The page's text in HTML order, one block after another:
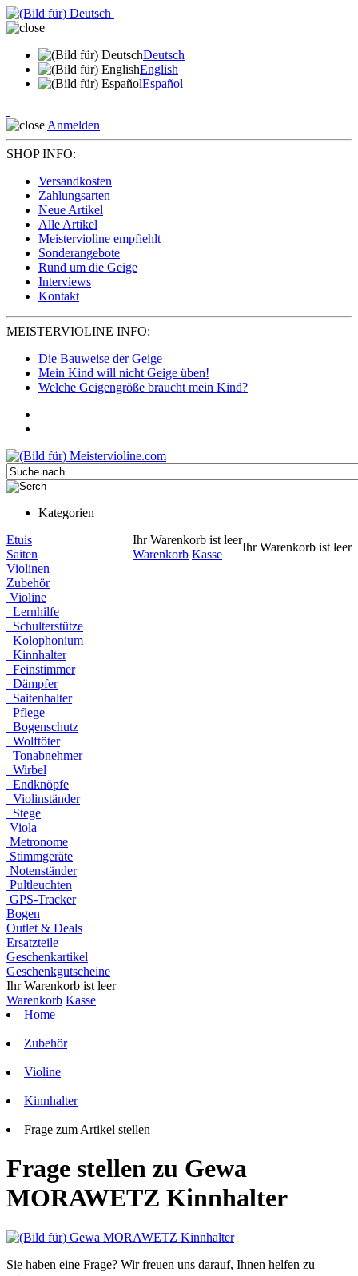
Deutsch
English
Español
Anmelden
SHOP INFO:
Versandkosten
Zahlungsarten
Neue Artikel
Alle Artikel
Meistervioline empfiehlt
Sonderangebote
Rund um die Geige
Interviews
Kontakt
MEISTERVIOLINE INFO:
Die Bauweise der Geige
Mein Kind will nicht Geige üben!
Welche Geigengröße braucht mein Kind?
Kategorien
Ihr Warenkorb ist leer
Warenkorb Kasse
Ihr Warenkorb ist leer
Etuis
Saiten
Violinen
Zubehör
Violine
Lernhilfe
Schulterstütze
Kolophonium
Kinnhalter
Feinstimmer
Dämpfer
Saitenhalter
Pflege
Bogenschutz
Wolftöter
Tonabnehmer
Wirbel
Endknöpfe
Violinständer
Stege
Viola
Metronome
Stimmgeräte
Notenständer
Pultleuchten
GPS-Tracker
Bogen
Outlet & Deals
Ersatzteile
Geschenkartikel
Geschenkgutscheine
Ihr Warenkorb ist leer
Warenkorb Kasse
Home
Zubehör
Violine
Kinnhalter
Frage zum Artikel stellen
Frage stellen zu Gewa
MORAWETZ Kinnhalter
Sie haben eine Frage? Wir freuen uns darauf, Ihnen helfen zu